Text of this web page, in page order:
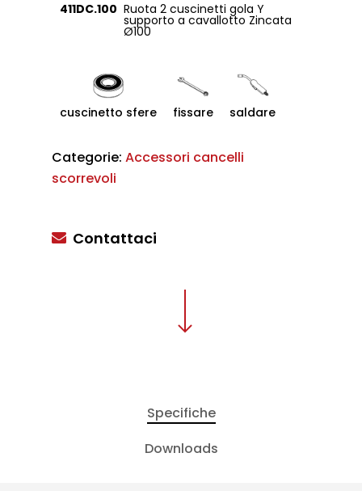
411DC.100 Ruota 2 cuscinetti gola Y
supporto a cavallotto Zincata
Ø100
cuscinetto sfere fissare saldare
Categorie: Accessori cancelli
scorrevoli
Contattaci
Specifiche
Downloads